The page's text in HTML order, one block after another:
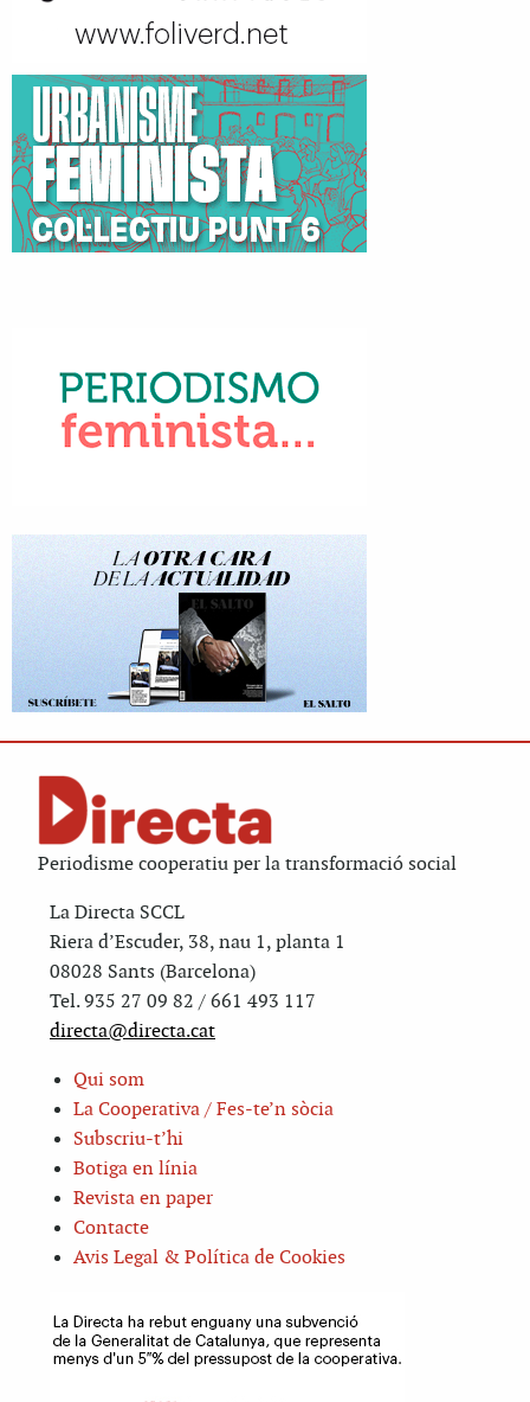
Periodisme cooperatiu per la transformació social
La Directa SCCL
Riera d’Escuder, 38, nau 1, planta 1
08028 Sants (Barcelona)
Tel. 935 27 09 82 / 661 493 117
directa@directa.cat
Qui som
La Cooperativa / Fes-te’n sòcia
Subscriu-t’hi
Botiga en línia
Revista en paper
Contacte
Avis Legal & Política de Cookies